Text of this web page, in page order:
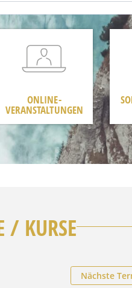
ONLINE-
VERANSTALTUNGEN
/ KURSE
Nächste